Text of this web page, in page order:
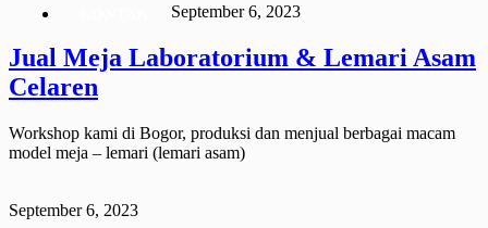
September 6, 2023
Jual Meja Laboratorium & Lemari Asam
Celaren
Workshop kami di Bogor, produksi dan menjual berbagai macam
model meja – lemari (lemari asam)
September 6, 2023